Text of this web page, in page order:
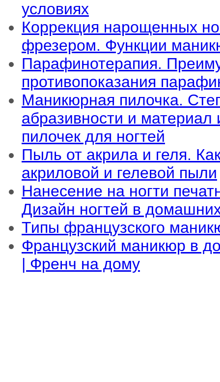
условиях
Коррекция нарощенных
фрезером. Функции
Парафинотерапия.
противопоказания
Маникюрная пилочка.
абразивности и материал
пилочек для ногтей
Пыль от акрила и геля.
акриловой и гелевой пыли
Нанесение на ногти
Дизайн ногтей в
Типы французского
Французский маникюр в
| Френч на дому